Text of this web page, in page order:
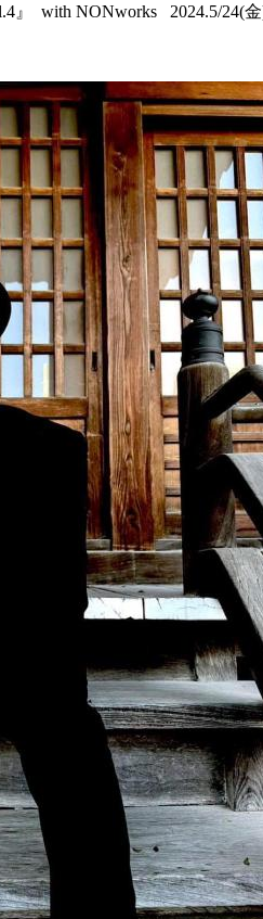
』 with NONworks 2024.5/